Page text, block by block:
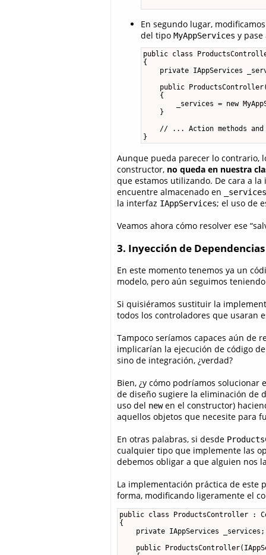
En segundo lugar,
del tipo MyAppServices y
public class
{
private IAppServices
public
    {
_services = new
    }
// ... Action methods and
}
Aunque pueda parecer lo contrario,
constructor, no queda en nuestra
que estamos utilizando. De cara a
encuentre almacenado en
_services
la interfaz IAppServices; el uso de
Veamos ahora cómo resolver ese
3. Inyección de Dependencias
En este momento tenemos ya un
modelo, pero aún seguimos
Si quisiéramos sustituir la
todos los controladores que usaran
Tampoco seríamos capaces aún de
implicarían la ejecución de código
sino de integración, ¿verdad?
Bien, ¿y cómo podríamos solucionar
de diseño sugiere la eliminación de
uso del newen el constructor)
aquellos objetos que necesite para
En otras palabras, si desde
cualquier tipo que implemente las
debemos obligar a que alguien nos
La implementación práctica de
forma, modificando ligeramente el
public class ProductsController :
{
    private IAppServices _services;
public